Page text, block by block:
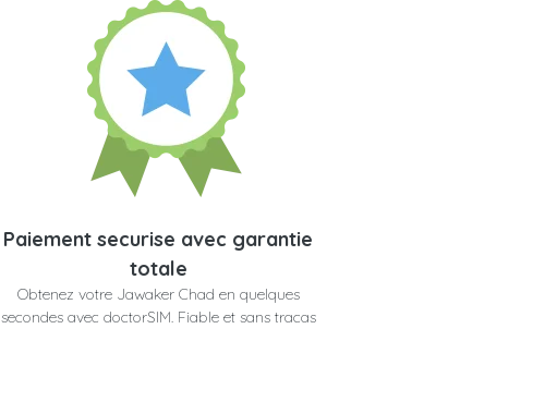
Paiement securise avec garantie
totale
Obtenez votre Jawaker Chad en quelques
secondes avec doctorSIM. Fiable et sans tracas